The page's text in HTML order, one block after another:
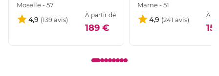
Moselle - 57
4,9
À partir de
189 €
Marne - 51
4,9
À